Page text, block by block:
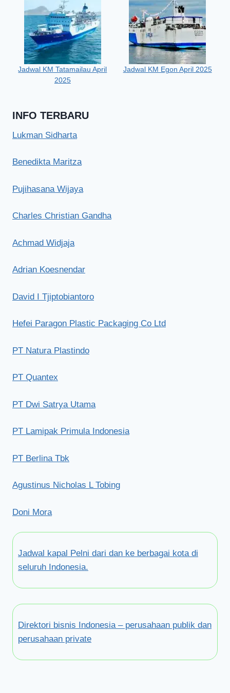
Jadwal KM Tatamailau April
2025
Jadwal KM Egon April 2025
INFO TERBARU
Lukman Sidharta
Benedikta Maritza
Pujihasana Wijaya
Charles Christian Gandha
Achmad Widjaja
Adrian Koesnendar
David I Tjiptobiantoro
Hefei Paragon Plastic Packaging Co Ltd
PT Natura Plastindo
PT Quantex
PT Dwi Satrya Utama
PT Lamipak Primula Indonesia
PT Berlina Tbk
Agustinus Nicholas L Tobing
Doni Mora
Jadwal kapal Pelni dari dan ke berbagai kota di
seluruh Indonesia.
Direktori bisnis Indonesia – perusahaan publik dan
perusahaan private